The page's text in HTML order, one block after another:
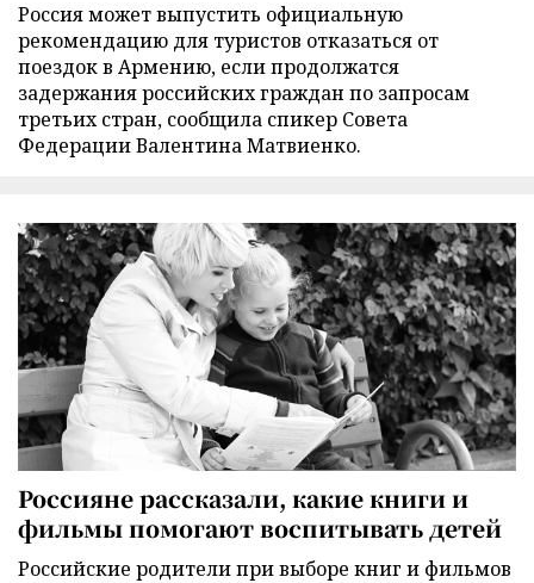
Россия может выпустить официальную
рекомендацию для туристов отказаться от
поездок в Армению, если продолжатся
задержания российских граждан по запросам
третьих стран, сообщила спикер Совета
Федерации Валентина Матвиенко.
Россияне рассказали, какие книги и
фильмы помогают воспитывать детей
Российские родители при выборе книг и фильмов